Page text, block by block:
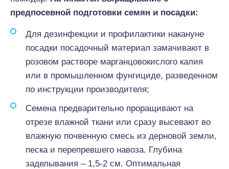
предпосевной подготовки семян и посадки:
Для дезинфекции и профилактики накануне
посадки посадочный материал замачивают в
розовом растворе марганцовокислого калия
или в промышленном фунгициде, разведенном
по инструкции производителя;
Семена предварительно проращивают на
отрезе влажной ткани или сразу высевают во
влажную почвенную смесь из дерновой земли,
песка и перепревшего навоза. Глубина
заделывания – 1,5-2 см. Оптимальная